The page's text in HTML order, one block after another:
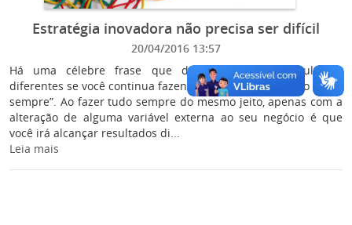
Estratégia inovadora não precisa ser difícil
20/04/2016 13:57
Há uma célebre frase que diz “Não espere resultados
diferentes se você continua fazendo as coisas do mesmo modo
sempre”. Ao fazer tudo sempre do mesmo jeito, apenas com a
alteração de alguma variável externa ao seu negócio é que
você irá alcançar resultados di...
Leia mais